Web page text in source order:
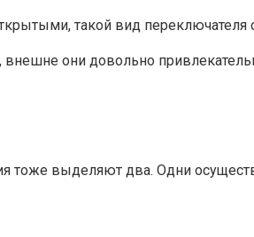
такой вид переключателя
они довольно
тоже выделяют два. Одни